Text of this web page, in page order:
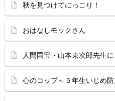
秋を見つけてにっこり！
おはなしモックさん
人間国宝・山本東次郎先生
心のコップ～５年生いじめ防